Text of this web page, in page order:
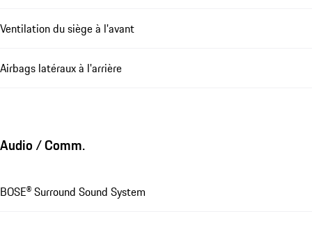
Ventilation du siège à l'avant
Airbags latéraux à l'arrière
Audio / Comm.
BOSE® Surround Sound System